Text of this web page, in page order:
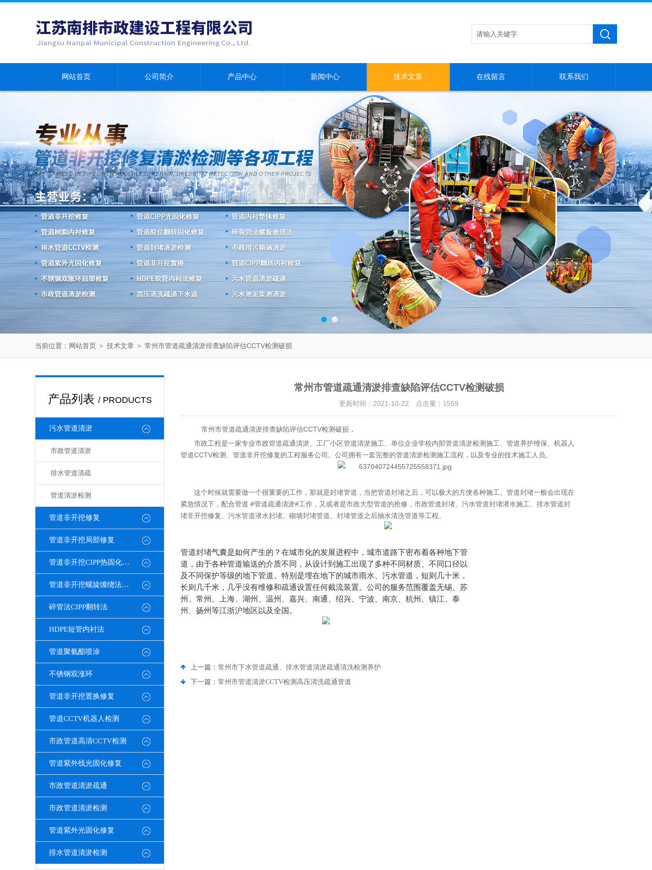
网站首页 公司简介 产品中心 新闻中心 技术文章 在线留言 联系我们
当前位置： 网站首页 ＞ 技术文章 ＞ 常州市管道疏通清淤排查缺陷评估CCTV检测破损
产品列表 / PRODUCTS
污水管道清淤
市政管道清淤
排水管道清疏
管道清淤检测
管道非开挖修复
管道非开挖局部修复
管道非开挖CIPP热固化修复
管道非开挖螺旋缠绕法修复
碎管法CIPP翻转法
HDPE短管内衬法
管道聚氨酯喷涂
不锈钢双涨环
管道非开挖置换修复
管道CCTV机器人检测
市政管道高清CCTV检测
管道紫外线光固化修复
市政管道清淤疏通
市政管道清淤检测
管道紫外光固化修复
排水管道清淤检测
常州市管道疏通清淤排查缺陷评估CCTV检测破损
更新时间：2021-10-22 点击量： 1559
常州市管道疏通清淤排查缺陷评估CCTV检测破损，
市政工程是一家专业市政管道疏通清淤、工厂小区管道清淤施工、单位企业学校内部管道清淤检测施工、管道养护维保、机器人
管道CCTV检测、管道非开挖修复的工程服务公司。公司拥有一套完整的管道清淤检测施工流程，以及专业的技术施工人员。
这个时候就需要做一个很重要的工作，那就是封堵管道，当把管道封堵之后，可以极大的方便各种施工。管道封堵一般会出现在
紧急情况下，配合管道 #管道疏通清淤#工作，又或者是市政大型管道的抢修， 市政管道封堵、污水管道封堵潜水施工、排水管道封
堵非开挖修复、污水管道潜水封堵、砌墙封堵管道、封堵管道之后抽水清洗管道等工程。
管道封堵气囊是如何产生的？在城市化的发展进程中，城市道路下密布着各种地下管
道，由于各种管道输送的介质不同，从设计到施工出现了多种不同材质、不同口径以
及不同保护等级的地下管道。特别是埋在地下的城市雨水、污水管道，短则几十米，
长则几千米，几乎没有维修和疏通设置任何截流装置。公司的服务范围覆盖无锡、苏
州、常州、上海、湖州、温州、嘉兴、南通、绍兴、宁波、南京、杭州、镇江、泰
州、扬州等江浙沪地区以及全国。
上一篇： 常州市下水管道疏通、排水管道清淤疏通清洗检测养护
下一篇： 常州市管道清淤CCTV检测高压清洗疏通管道